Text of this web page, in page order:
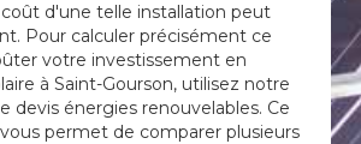
d'une telle installation peut
Pour calculer précisément ce
votre investissement en
à Saint-Gourson, utilisez notre
devis énergies renouvelables. Ce
permet de comparer plusieurs